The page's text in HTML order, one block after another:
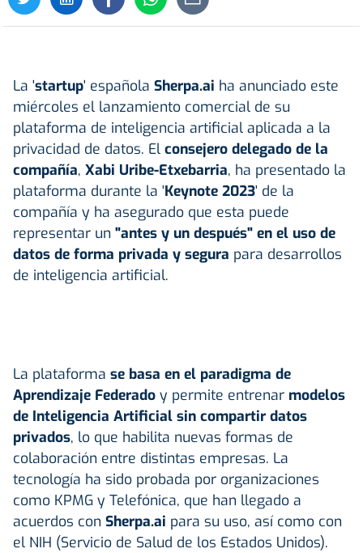
La 'startup' española Sherpa.ai ha anunciado este
miércoles el lanzamiento comercial de su
plataforma de inteligencia artificial aplicada a la
privacidad de datos. El consejero delegado de la
compañía, Xabi Uribe-Etxebarria, ha presentado la
plataforma durante la 'Keynote 2023' de la
compañía y ha asegurado que esta puede
representar un "antes y un después" en el uso de
datos de forma privada y segura para desarrollos
de inteligencia artificial.
La plataforma se basa en el paradigma de
Aprendizaje Federado y permite entrenar modelos
de Inteligencia Artificial sin compartir datos
privados, lo que habilita nuevas formas de
colaboración entre distintas empresas. La
tecnología ha sido probada por organizaciones
como KPMG y Telefónica, que han llegado a
acuerdos con Sherpa.ai para su uso, así como con
el NIH (Servicio de Salud de los Estados Unidos).